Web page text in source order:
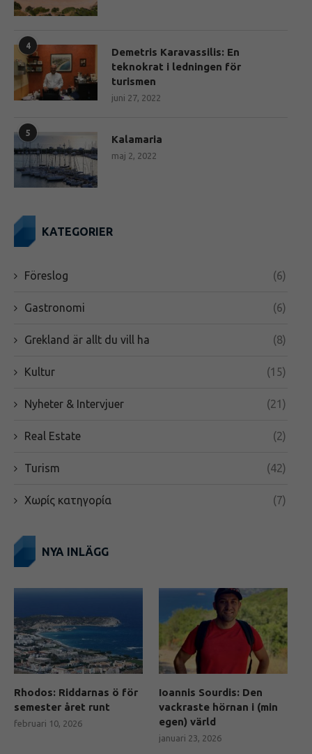
4
Demetris Karavassilis: En
teknokrat i ledningen för
turismen
juni 27, 2022
5
Kalamaria
maj 2, 2022
KATEGORIER
Föreslog (6)
Gastronomi (6)
Grekland är allt du vill ha (8)
Kultur (15)
Nyheter & Intervjuer (21)
Real Estate (2)
Turism (42)
Χωρίς κατηγορία (7)
NYA INLÄGG
Rhodos: Riddarnas ö för
semester året runt
februari 10, 2026
Ioannis Sourdis: Den
vackraste hörnan i (min
egen) värld
januari 23, 2026